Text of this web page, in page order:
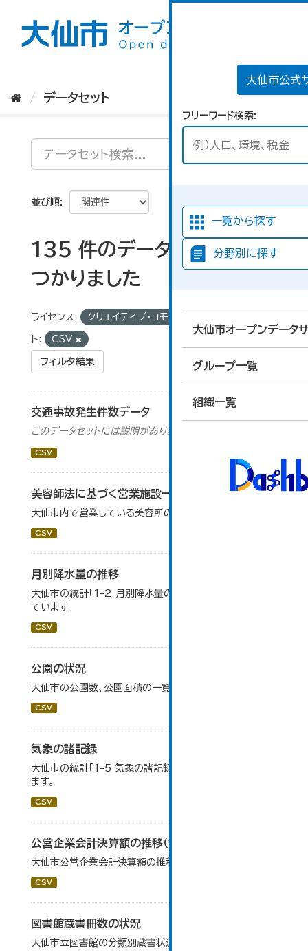
大仙市公式
フリーワード検索
一覧から探す
分野別に探す
大仙市オープンデータ
グループ一覧
組織一覧
データセット
並び順
135 件のデータセットが見
つかりました
ライセンス: クリエイティブ・コモンズ 表示
ト: CSV
フィルタ結果
交通事故発生件数データ
このデータセットには説明がありません
CSV
美容師法に基づく営業施設一覧
大仙市内で営業している美容所の一覧を掲載します。
CSV
月別降水量の推移
大仙市の統計「1-2 月別降水量の推移」のデータを参照し
ています。
CSV
公園の状況
大仙市の公園数、公園面積の一覧です。
CSV
気象の諸記録
大仙市の統計「1-5 気象の諸記録」のデータを参照してい
ます。
CSV
公営企業会計決算額の推移（水道事業）
大仙市公営企業会計決算額の推移（水道事業）です。
CSV
図書館蔵書冊数の状況
大仙市立図書館の分類別蔵書状況です。